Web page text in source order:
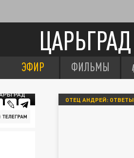
ЦАРЬГРАД
ЭФИР ФИЛЬМЫ
ОТЕЦ АНДРЕЙ: ОТВЕТЫ